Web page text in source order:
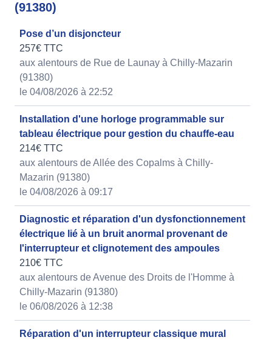
(91380)
Pose d’un disjoncteur
257€ TTC
aux alentours de Rue de Launay à Chilly-Mazarin
(91380)
le 04/08/2026 à 22:52
Installation d'une horloge programmable sur
tableau électrique pour gestion du chauffe-eau
214€ TTC
aux alentours de Allée des Copalms à Chilly-
Mazarin (91380)
le 04/08/2026 à 09:17
Diagnostic et réparation d'un dysfonctionnement
électrique lié à un bruit anormal provenant de
l'interrupteur et clignotement des ampoules
210€ TTC
aux alentours de Avenue des Droits de l'Homme à
Chilly-Mazarin (91380)
le 06/08/2026 à 12:38
Réparation d'un interrupteur classique mural